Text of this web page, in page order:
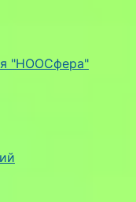
"НООСфера"